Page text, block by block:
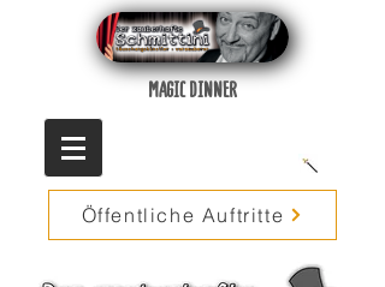
MAGIC DINNER
Öffentliche Auftritte